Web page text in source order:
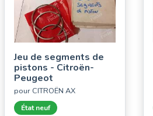
Jeu de segments de
pistons - Citroën-
Peugeot
pour CITROËN AX
État neuf